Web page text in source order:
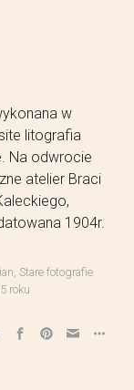
w
litografia
Na odwrocie
atelier Braci
1904r.
Stare fotografie
roku